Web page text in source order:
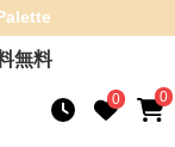
無料
0 0